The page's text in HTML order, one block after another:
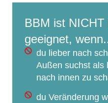
BBM ist NICHT
geeignet,
du lieber nach
Außen suchst als
nach innen zu
du Veränderung